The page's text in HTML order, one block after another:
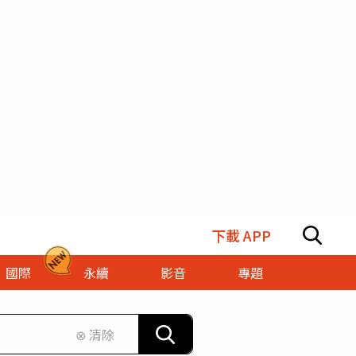
下載 APP
國際 永續 影音
專題
⊗ 清除